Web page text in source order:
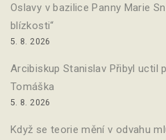
Oslavy v bazilice Panny Marie
blízkosti“
5. 8. 2026
Arcibiskup Stanislav Přibyl uctil
Tomáška
5. 8. 2026
Když se teorie mění v odvahu